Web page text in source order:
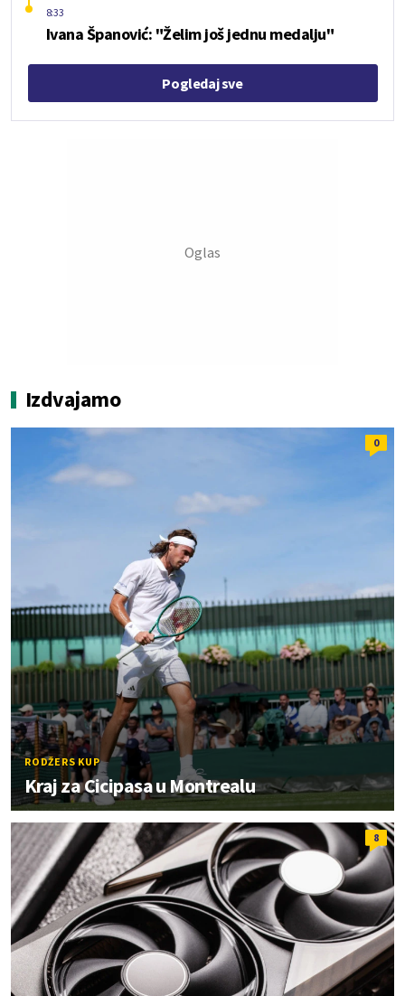
Ivana Španović: "Želim još jednu medalju"
8:33
Pogledaj sve
Izdvajamo
0
RODŽERS KUP
Kraj za Cicipasa u Montrealu
8